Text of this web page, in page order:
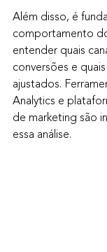
Além disso, é
comportamento
entender quais
conversões e
ajustados.
Analytics e
de marketing são
essa análise.